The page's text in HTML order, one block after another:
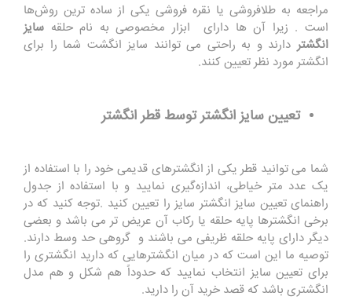
مراجعه به طلافروشی یا نقره ‌فروشی‌ یکی از ساده ‌ترین روش‌ها
است . زیرا آن‌ ها دارای ابزار مخصوصی به نام حلقه سایز
انگشتر دارند و به راحتی می‌ توانند سایز انگشت شما را برای
انگشتر مورد نظر تعیین کنند.
تعیین سایز انگشتر توسط قطر انگشتر
شما می ‌توانید قطر یکی از انگشترهای قدیمی خود را با استفاده از
یک عدد متر خیاطی، اندازه‌گیری نمایید و با استفاده از جدول
راهنمای تعیین سایز انگشتر سایز را تعیین کنید .توجه کنید که در
برخی انگشترها پایه حلقه یا رکاب آن عریض ‌تر می باشد و بعضی
دیگر دارای پایه حلقه ظریفی می باشند و گروهی حد وسط دارند.
توصیه ما این است که در میان انگشترهایی که دارید انگشتری را
برای تعیین سایز انتخاب نمایید که حدوداً هم شکل و هم مدل
انگشتری باشد که قصد خرید آن را دارید.